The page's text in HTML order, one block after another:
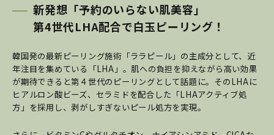
新発想「予約のいらない肌美容」
第4世代LHA配合で白玉ピーリング！
韓国発の最新ピーリング施術「ララピール」の主成分として、近
年注目を集めている「LHA」。肌への負担を抑えながら高い効果
が期待できると第４世代のピーリングとして話題に。そのLHAに
ヒアルロン酸ビーズ、セラミドを配合した「LHAアクティブ処
方」を採用し、剥がしすぎないピール処方を実現。